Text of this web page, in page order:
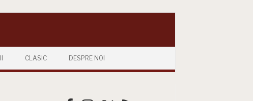
CLASIC DESPRE NOI